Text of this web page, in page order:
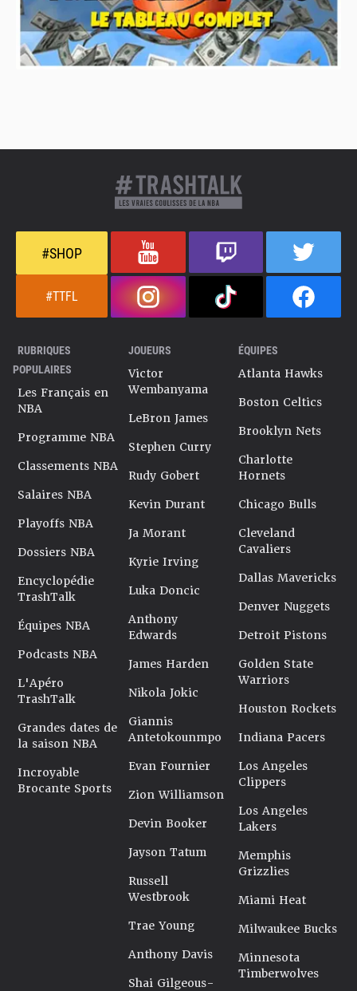
#SHOP
#TTFL
RUBRIQUES
POPULAIRES
Les Français en
NBA
Programme NBA
Classements NBA
Salaires NBA
Playoffs NBA
Dossiers NBA
Encyclopédie
TrashTalk
Équipes NBA
Podcasts NBA
L'Apéro
TrashTalk
Grandes dates de
la saison NBA
Incroyable
Brocante Sports
JOUEURS
Victor
Wembanyama
LeBron James
Stephen Curry
Rudy Gobert
Kevin Durant
Ja Morant
Kyrie Irving
Luka Doncic
Anthony
Edwards
James Harden
Nikola Jokic
Giannis
Antetokounmpo
Evan Fournier
Zion Williamson
Devin Booker
Jayson Tatum
Russell
Westbrook
Trae Young
Anthony Davis
Shai Gilgeous-
ÉQUIPES
Atlanta Hawks
Boston Celtics
Brooklyn Nets
Charlotte
Hornets
Chicago Bulls
Cleveland
Cavaliers
Dallas Mavericks
Denver Nuggets
Detroit Pistons
Golden State
Warriors
Houston Rockets
Indiana Pacers
Los Angeles
Clippers
Los Angeles
Lakers
Memphis
Grizzlies
Miami Heat
Milwaukee Bucks
Minnesota
Timberwolves